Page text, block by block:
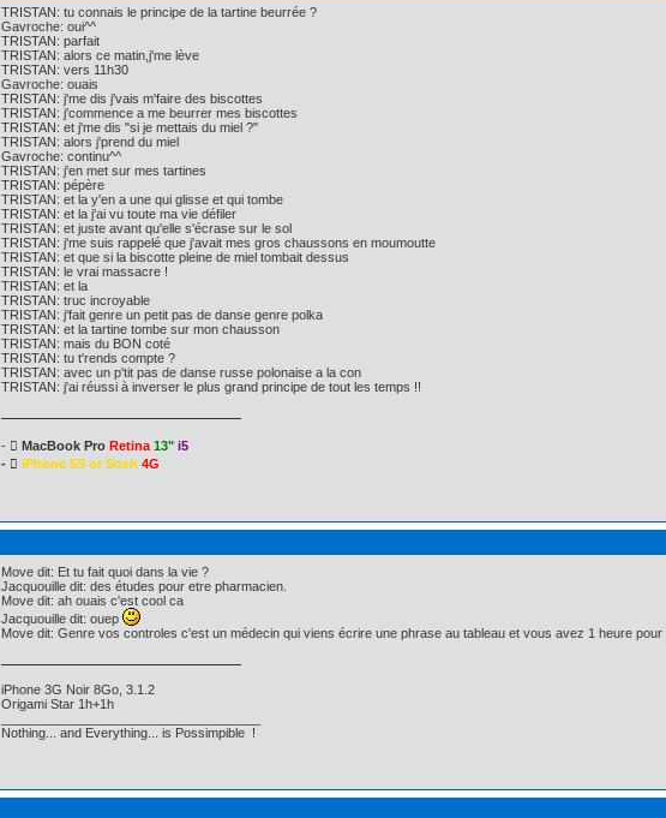
TRISTAN: tu connais le principe de la tartine beurrée ?
Gavroche: oui^^
TRISTAN: parfait
TRISTAN: alors ce matin,j'me lève
TRISTAN: vers 11h30
Gavroche: ouais
TRISTAN: j'me dis j'vais m'faire des biscottes
TRISTAN: j'commence a me beurrer mes biscottes
TRISTAN: et j'me dis "si je mettais du miel ?"
TRISTAN: alors j'prend du miel
Gavroche: continu^^
TRISTAN: j'en met sur mes tartines
TRISTAN: pépère
TRISTAN: et la y'en a une qui glisse et qui tombe
TRISTAN: et la j'ai vu toute ma vie défiler
TRISTAN: et juste avant qu'elle s'écrase sur le sol
TRISTAN: j'me suis rappelé que j'avait mes gros chaussons en moumoutte
TRISTAN: et que si la biscotte pleine de miel tombait dessus
TRISTAN: le vrai massacre !
TRISTAN: et la
TRISTAN: truc incroyable
TRISTAN: j'fait genre un petit pas de danse genre polka
TRISTAN: et la tartine tombe sur mon chausson
TRISTAN: mais du BON coté
TRISTAN: tu t'rends compte ?
TRISTAN: avec un p'tit pas de danse russe polonaise a la con
TRISTAN: j'ai réussi à inverser le plus grand principe de tout les temps !!
-  MacBook Pro Retina 13" i5
-  iPhone 5S or Sosh 4G
Move dit: Et tu fait quoi dans la vie ?
Jacquouille dit: des études pour etre pharmacien.
Move dit: ah ouais c'est cool ca
Jacquouille dit: ouep
Move dit: Genre vos controles c'est un médecin qui viens écrire une phrase au tableau et vous avez 1 heure pour
iPhone 3G Noir 8Go, 3.1.2
Origami Star 1h+1h
Nothing... and Everything... is Possimpible !